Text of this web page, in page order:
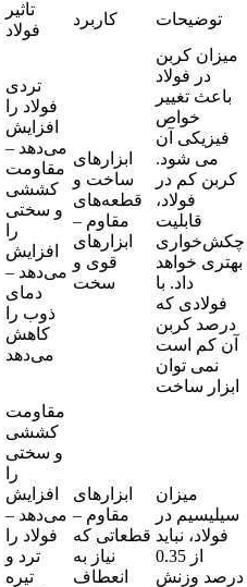
تاثیر
فولاد
کاربرد توضیحات
تردی
فولاد را
افزایش
می‌دهد –
مقاومت
کششی
و سختی
را
افزایش
می‌دهد –
دمای
ذوب را
کاهش
می‌دهد
ابزارهای
ساخت و
قطعه‌های
مقاوم –
ابزارهای
قوی و
سخت
میزان کربن
در فولاد
باعث تغییر
خواص
فیزیکی آن
می شود.
کربن کم در
فولاد،
قابلیت
چکش‌خواری
بهتری خواهد
داد. با
فولادی که
درصد کربن
آن کم است
نمی توان
ابزار ساخت
مقاومت
کششی
و سختی
را
افزایش
می‌دهد –
فولاد را
ترد و
تیره
ابزارهای
مقاوم –
قطعاتی که
نیاز به
انعطاف
میزان
سیلیسیم در
فولاد، نباید
از 0.35
درصد وزنش